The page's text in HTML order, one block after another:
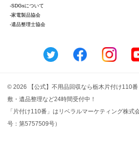
-SDGsについて
-家電製品協会
-遺品整理士協会
© 2026 【公式】不用品回収なら栃木片付け110
敷・遺品整理など24時間受付中！
「片付け110番」はリベラルマーケティング株式
号：第5757509号）